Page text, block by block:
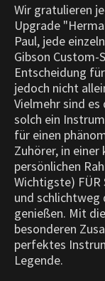
Wir gratulieren
Upgrade
Paul, jede
Gibson Custom-
Entscheidung
jedoch nicht
Vielmehr sind
solch ein
für einen
Zuhörer, in
persönlichen
Wichtigste) FÜR
und
genießen. Mit
besonderen
perfektes
Legende.